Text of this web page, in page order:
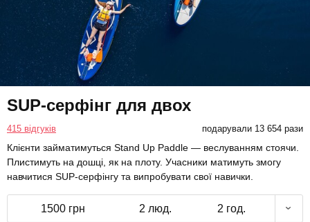
SUP-серфінг для двох
415 відгуків подарували 13 654 рази
Клієнти займатимуться Stand Up Paddle — веслуванням стоячи.
Плистимуть на дошці, як на плоту. Учасники матимуть змогу
навчитися SUP-серфінгу та випробувати свої навички.
1500 грн 2 люд. 2 год.